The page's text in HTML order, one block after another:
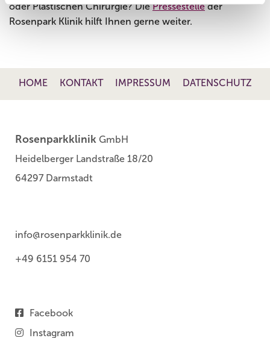
oder Plastischen Chirurgie? DiePressestelleder
Rosenpark Klinik hilft Ihnen gerne weiter.
HOME KONTAKT IMPRESSUM DATENSCHUTZ
Rosenparkklinik GmbH
Heidelberger Landstraße 18/20
64297 Darmstadt
info@rosenparkklinik.de
+49 6151 954 70
Facebook
Instagram